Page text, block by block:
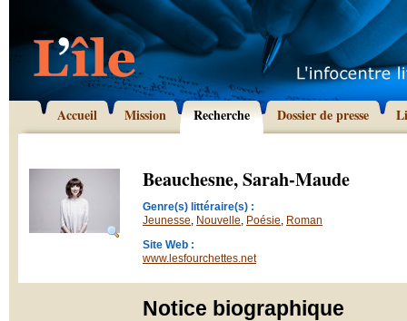
Accueil Mission Recherche Dossier de presse
Beauchesne, Sarah-Maude
Genre(s) littéraire(s) :
Jeunesse, Nouvelle, Poésie, Roman
Site Web :
www.lesfourchettes.net
Notice biographique